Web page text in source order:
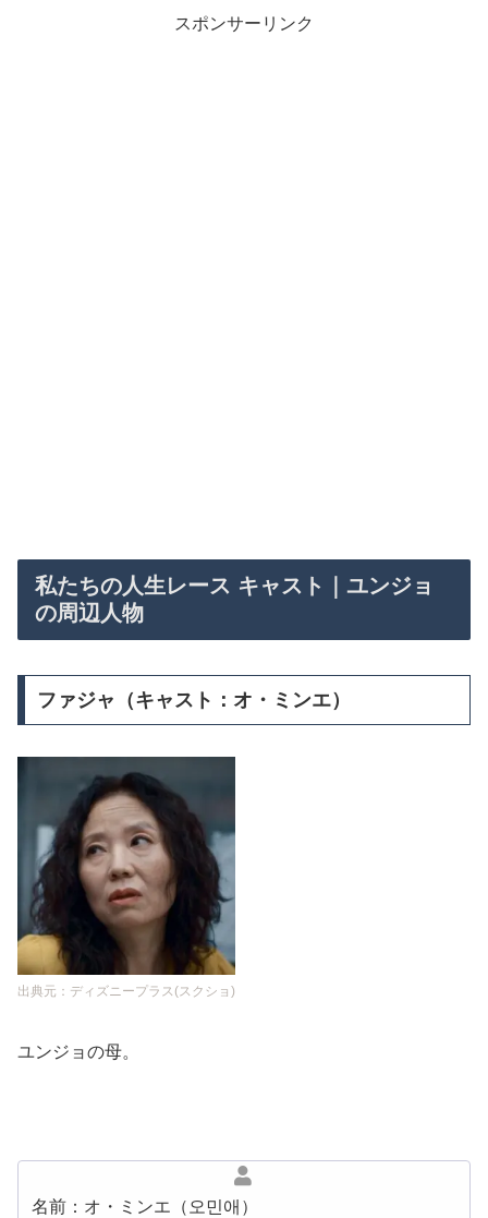
スポンサーリンク
私たちの人生レース キャスト｜ユンジョ
の周辺人物
ファジャ（キャスト：オ・ミンエ）
出典元：ディズニープラス(スクショ)
ユンジョの母。
名前：オ・ミンエ（오민애）